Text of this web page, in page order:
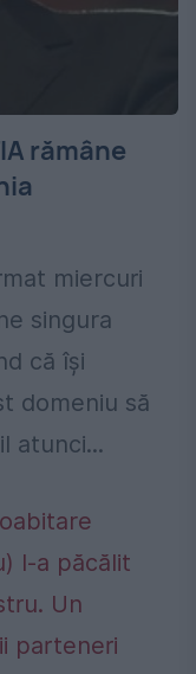
rămâne
miercuri
singura
că îşi
domeniu să
atunci...